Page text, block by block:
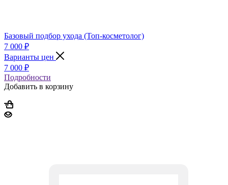
Базовый подбор ухода (Топ-косметолог)
7 000 ₽
Варианты цен
7 000 ₽
Подробности
Добавить в корзину